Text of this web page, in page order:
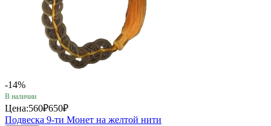
-14%
В наличии
Цена:560₽650₽
Подвеска 9-ти Монет на желтой нити